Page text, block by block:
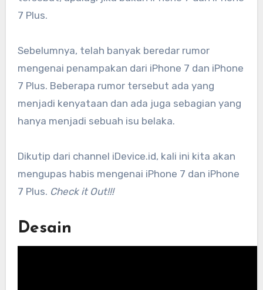
7 Plus.
Sebelumnya, telah banyak beredar rumor
mengenai penampakan dari iPhone 7 dan iPhone
7 Plus. Beberapa rumor tersebut ada yang
menjadi kenyataan dan ada juga sebagian yang
hanya menjadi sebuah isu belaka.
Dikutip dari channel iDevice.id, kali ini kita akan
mengupas habis mengenai iPhone 7 dan iPhone
7 Plus. Check it Out!!!
Desain